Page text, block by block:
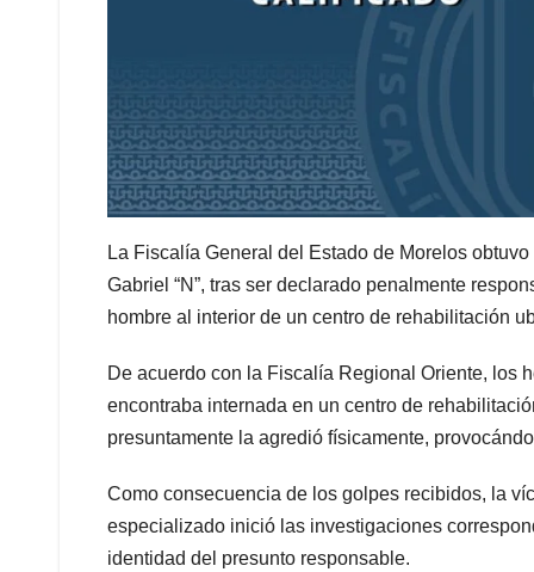
La Fiscalía General del Estado de Morelos
Gabriel “N”, tras ser declarado penalmente
hombre al interior de un centro de rehabilitación
De acuerdo con la Fiscalía Regional Oriente, los
encontraba internada en un centro de
presuntamente la agredió físicamente,
Como consecuencia de los golpes recibidos, la
especializado inició las investigaciones
identidad del presunto responsable.